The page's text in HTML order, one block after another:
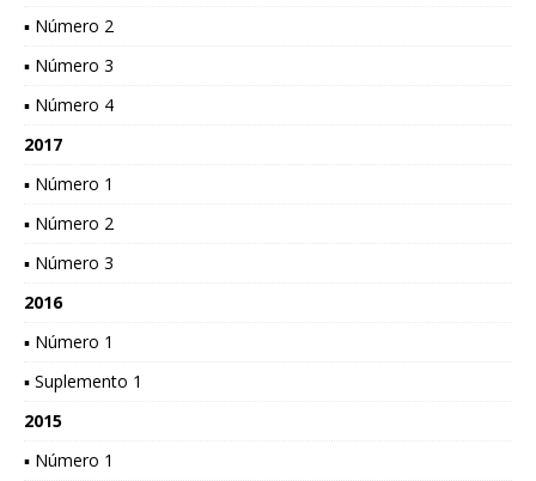
▪ Número 2
▪ Número 3
▪ Número 4
2017
▪ Número 1
▪ Número 2
▪ Número 3
2016
▪ Número 1
▪ Suplemento 1
2015
▪ Número 1